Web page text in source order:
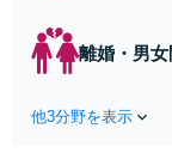
離婚・男女
他3分野を表示